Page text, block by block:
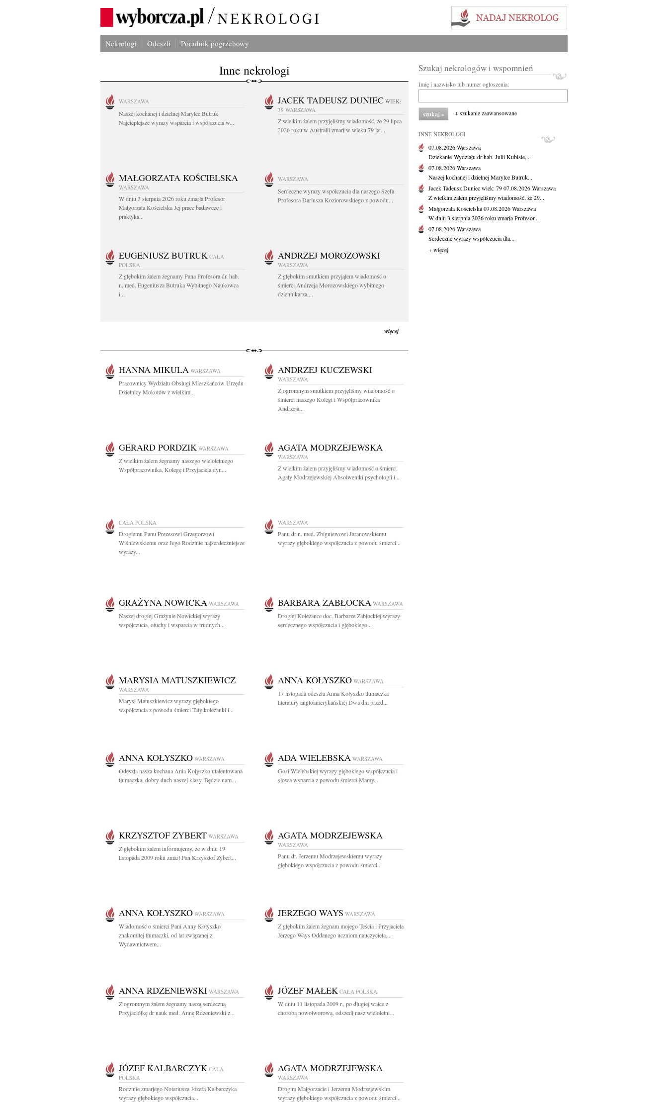
Nekrologi Odeszli Poradnik pogrzebowy
Inne nekrologi
WARSZAWA
Naszej kochanej i dzielnej Marylce Butruk
Najcieplejsze wyrazy wsparcia i współczucia w...
JACEK TADEUSZ DUNIEC WIEK:
79 WARSZAWA
Z wielkim żalem przyjęliśmy wiadomość, że 29 lipca
2026 roku w Australii zmarł w wieku 79 lat...
MAŁGORZATA KOŚCIELSKA
WARSZAWA
W dniu 3 sierpnia 2026 roku zmarła Profesor
Małgorzata Kościelska Jej prace badawcze i
praktyka...
WARSZAWA
Serdeczne wyrazy współczucia dla naszego Szefa
Profesora Dariusza Koziorowskiego z powodu...
EUGENIUSZ BUTRUK CAŁA
POLSKA
Z głębokim żalem żegnamy Pana Profesora dr. hab.
n. med. Eugeniusza Butruka Wybitnego Naukowca
i...
ANDRZEJ MOROZOWSKI
WARSZAWA
Z głębokim smutkiem przyjąłem wiadomość o
śmierci Andrzeja Morozowskiego wybitnego
dziennikarza,...
więcej
HANNA MIKULA WARSZAWA
Pracownicy Wydziału Obsługi Mieszkańców Urzędu
Dzielnicy Mokotów z wielkim...
ANDRZEJ KUCZEWSKI
WARSZAWA
Z ogromnym smutkiem przyjęliśmy wiadomość o
śmierci naszego Kolegi i Współpracownika
Andrzeja...
GERARD PORDZIK WARSZAWA
Z wielkim żalem żegnamy naszego wieloletniego
Współpracownika, Kolegę i Przyjaciela dyr....
AGATA MODRZEJEWSKA
WARSZAWA
Z wielkim żalem przyjęliśmy wiadomość o śmierci
Agaty Modrzejewskiej Absolwentki psychologii i...
CAŁA POLSKA
Drogiemu Panu Prezesowi Grzegorzowi
Wiśniewskiemu oraz Jego Rodzinie najserdeczniejsze
wyrazy...
WARSZAWA
Panu dr n. med. Zbigniewowi Jaranowskiemu
wyrazy głębokiego współczucia z powodu śmierci...
GRAŻYNA NOWICKA WARSZAWA
Naszej drogiej Grażynie Nowickiej wyrazy
współczucia, otuchy i wsparcia w trudnych...
BARBARA ZABŁOCKA WARSZAWA
Drogiej Koleżance doc. Barbarze Zabłockiej wyrazy
serdecznego współczucia i głębokiego...
MARYSIA MATUSZKIEWICZ
WARSZAWA
Marysi Matuszkiewicz wyrazy głębokiego
współczucia z powodu śmierci Taty koleżanki i...
ANNA KOŁYSZKO WARSZAWA
17 listopada odeszła Anna Kołyszko tłumaczka
literatury angloamerykańskiej Dwa dni przed...
ANNA KOŁYSZKO WARSZAWA
Odeszła nasza kochana Ania Kołyszko utalentowana
tłumaczka, dobry duch naszej klasy. Będzie nam...
ADA WIELEBSKA WARSZAWA
Gosi Wielebskiej wyrazy głębokiego współczucia i
słowa wsparcia z powodu śmierci Mamy...
KRZYSZTOF ZYBERT WARSZAWA
Z głębokim żalem informujemy, że w dniu 19
listopada 2009 roku zmarł Pan Krzysztof Zybert...
AGATA MODRZEJEWSKA
WARSZAWA
Panu dr. Jerzemu Modrzejewskiemu wyrazy
głębokiego współczucia z powodu śmierci...
ANNA KOŁYSZKO WARSZAWA
Wiadomość o śmierci Pani Anny Kołyszko
znakomitej tłumaczki, od lat związanej z
Wydawnictwem...
JERZEGO WAYS WARSZAWA
Z głębokim żalem żegnam mojego Teścia i Przyjaciela
Jerzego Ways Oddanego uczniom nauczyciela,...
ANNA RDZENIEWSKI WARSZAWA
Z ogromnym żalem żegnamy naszą serdeczną
Przyjaciółkę dr nauk med. Annę Rdzeniewski z...
JÓZEF MAŁEK CAŁA POLSKA
W dniu 11 listopada 2009 r., po długiej walce z
chorobą nowotworową, odszedł nasz wieloletni...
JÓZEF KALBARCZYK CAŁA
POLSKA
Rodzinie zmarłego Notariusza Józefa Kalbarczyka
wyrazy głębokiego współczucia...
AGATA MODRZEJEWSKA
WARSZAWA
Drogim Małgorzacie i Jerzemu Modrzejewskim
wyrazy głębokiego współczucia z powodu śmierci...
Szukaj nekrologów i wspomnień
Imię i nazwisko lub numer ogłoszenia:
+ szukanie zaawansowane
INNE NEKROLOGI
07.08.2026Warszawa
Dziekanie Wydziału dr hab. Julii Kubisie,...
07.08.2026Warszawa
Naszej kochanej i dzielnej Marylce Butruk...
Jacek Tadeusz Duniecwiek: 7907.08.2026Warszawa
Z wielkim żalem przyjęliśmy wiadomość, że 29...
Małgorzata Kościelska07.08.2026Warszawa
W dniu 3 sierpnia 2026 roku zmarła Profesor...
07.08.2026Warszawa
Serdeczne wyrazy współczucia dla...
+ więcej